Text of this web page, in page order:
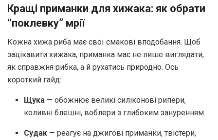
Кращі приманки для хижака: як обрати
“поклевку” мрії
Кожна хижа риба має свої смакові вподобання. Щоб
зацікавити хижака, приманка має не лише виглядати,
як справжня рибка, а й рухатись природно. Ось
короткий гайд:
Щука — обожнює великі силіконові рипери,
коливні блешні, воблери з глибоким зануренням.
Судак — реагує на джигові приманки, твістери,